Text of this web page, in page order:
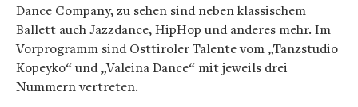
Dance Company, zu sehen sind neben klassischem
Ballett auch Jazzdance, HipHop und anderes mehr. Im
Vorprogramm sind Osttiroler Talente vom „Tanzstudio
Kopeyko“ und „Valeina Dance“ mit jeweils drei
Nummern vertreten.